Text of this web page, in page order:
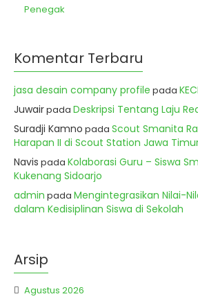
Penegak
Komentar Terbaru
jasa desain company profile pada
Juwairpada Deskripsi Tentang Laju
Suradji Kamno pada Scout Smanita
Harapan II di Scout Station Jawa
Navis pada Kolaborasi Guru – Siswa
Kukenang Sidoarjo
admin pada Mengintegrasikan Nilai-
dalam Kedisiplinan Siswa di Sekolah
Arsip
Agustus 2026